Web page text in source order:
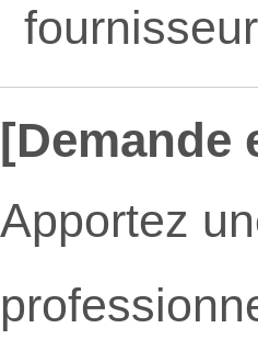
[Demande
Apportez